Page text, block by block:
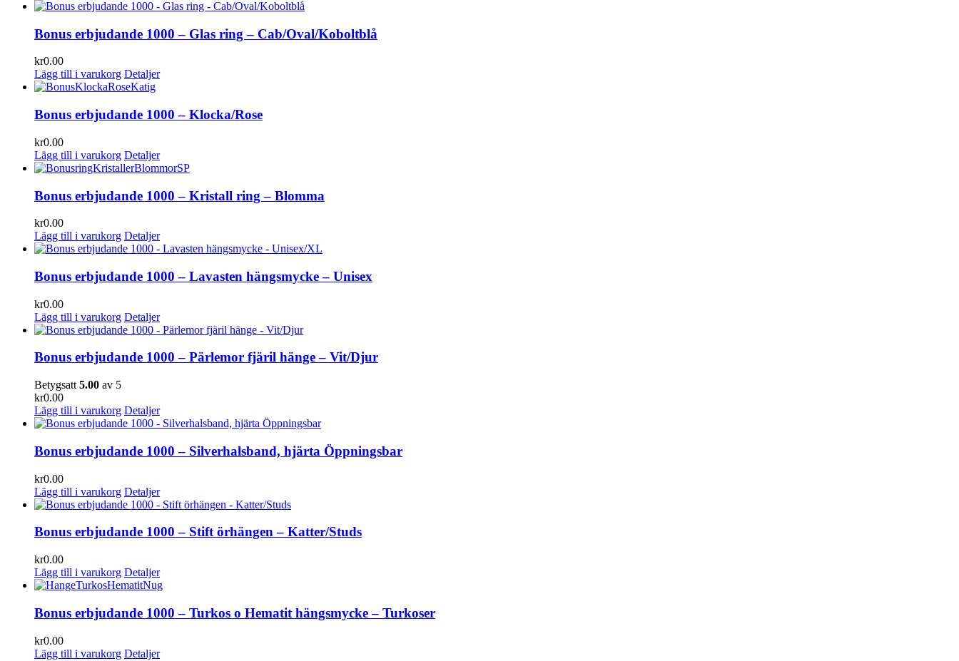
Bonus erbjudande 1000 – Glas ring – Cab/Oval/Koboltblå
kr0.00
Lägg till i varukorg Detaljer
Bonus erbjudande 1000 – Klocka/Rose
kr0.00
Lägg till i varukorg Detaljer
Bonus erbjudande 1000 – Kristall ring – Blomma
kr0.00
Lägg till i varukorg Detaljer
Bonus erbjudande 1000 – Lavasten hängsmycke – Unisex
kr0.00
Lägg till i varukorg Detaljer
Bonus erbjudande 1000 – Pärlemor fjäril hänge – Vit/Djur
Betygsatt 5.00 av 5
kr0.00
Lägg till i varukorg Detaljer
Bonus erbjudande 1000 – Silverhalsband, hjärta Öppningsbar
kr0.00
Lägg till i varukorg Detaljer
Bonus erbjudande 1000 – Stift örhängen – Katter/Studs
kr0.00
Lägg till i varukorg Detaljer
Bonus erbjudande 1000 – Turkos o Hematit hängsmycke – Turkoser
kr0.00
Lägg till i varukorg Detaljer